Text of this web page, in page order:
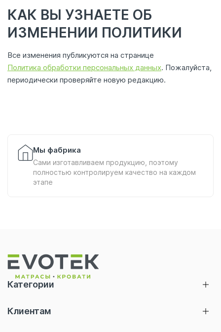
КАК ВЫ УЗНАЕТЕ ОБ
ИЗМЕНЕНИИ ПОЛИТИКИ
Все изменения публикуются на странице
Политика обработки персональных данных. Пожалуйста,
периодически проверяйте новую редакцию.
Мы фабрика
Сами изготавливаем продукцию, поэтому
полностью контролируем качество на каждом
этапе
Категории
Кровати
Клиентам